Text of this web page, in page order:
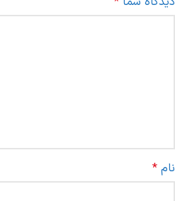
نام *